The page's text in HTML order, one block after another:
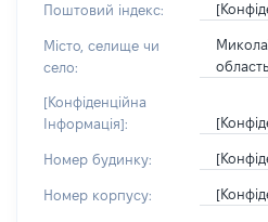
Поштовий індекс:
Місто, селище чи
село:
[Конфіденційна
Інформація]:
Номер будинку:
Номер корпусу: